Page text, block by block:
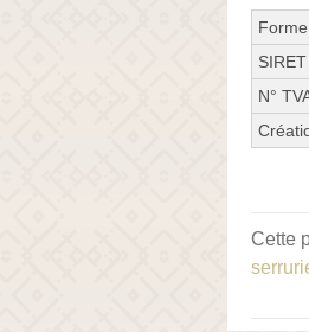
SIRET
N°
Cette